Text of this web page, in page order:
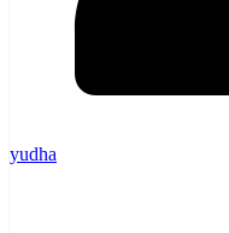
yudha